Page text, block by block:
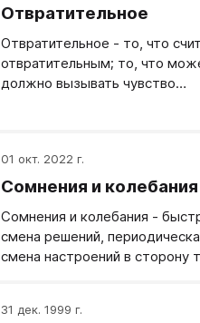
Отвратительное
Отвратительное - то, что
отвратительным; то, что
должно вызывать чувство
презрение - в зависимости от
ситуации и предпочитаемых
01 окт. 2022 г.
Сомнения и колебания
Сомнения и колебания -
смена решений,
смена настроений в сторону
Промедлил - все, решение
31 дек. 1999 г.